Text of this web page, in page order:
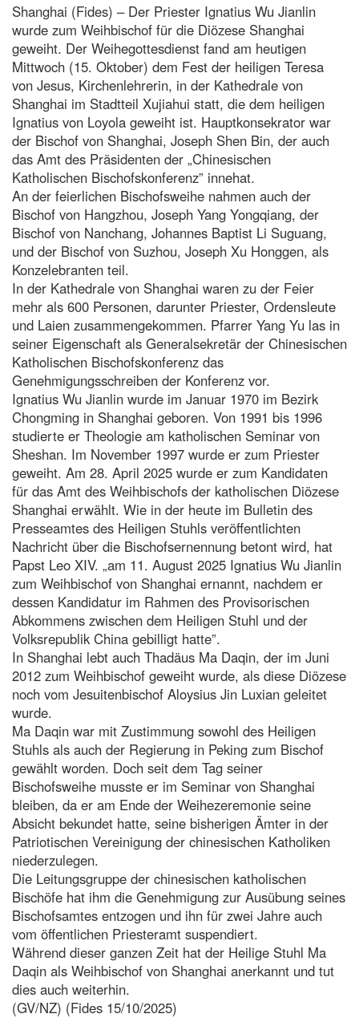
Shanghai (Fides) – Der Priester Ignatius Wu Jianlin
wurde zum Weihbischof für die Diözese Shanghai
geweiht. Der Weihegottesdienst fand am heutigen
Mittwoch (15. Oktober) dem Fest der heiligen Teresa
von Jesus, Kirchenlehrerin, in der Kathedrale von
Shanghai im Stadtteil Xujiahui statt, die dem heiligen
Ignatius von Loyola geweiht ist. Hauptkonsekrator war
der Bischof von Shanghai, Joseph Shen Bin, der auch
das Amt des Präsidenten der „Chinesischen
Katholischen Bischofskonferenz” innehat.
An der feierlichen Bischofsweihe nahmen auch der
Bischof von Hangzhou, Joseph Yang Yongqiang, der
Bischof von Nanchang, Johannes Baptist Li Suguang,
und der Bischof von Suzhou, Joseph Xu Honggen, als
Konzelebranten teil.
In der Kathedrale von Shanghai waren zu der Feier
mehr als 600 Personen, darunter Priester, Ordensleute
und Laien zusammengekommen. Pfarrer Yang Yu las in
seiner Eigenschaft als Generalsekretär der Chinesischen
Katholischen Bischofskonferenz das
Genehmigungsschreiben der Konferenz vor.
Ignatius Wu Jianlin wurde im Januar 1970 im Bezirk
Chongming in Shanghai geboren. Von 1991 bis 1996
studierte er Theologie am katholischen Seminar von
Sheshan. Im November 1997 wurde er zum Priester
geweiht. Am 28. April 2025 wurde er zum Kandidaten
für das Amt des Weihbischofs der katholischen Diözese
Shanghai erwählt. Wie in der heute im Bulletin des
Presseamtes des Heiligen Stuhls veröffentlichten
Nachricht über die Bischofsernennung betont wird, hat
Papst Leo XIV. „am 11. August 2025 Ignatius Wu Jianlin
zum Weihbischof von Shanghai ernannt, nachdem er
dessen Kandidatur im Rahmen des Provisorischen
Abkommens zwischen dem Heiligen Stuhl und der
Volksrepublik China gebilligt hatte”.
In Shanghai lebt auch Thadäus Ma Daqin, der im Juni
2012 zum Weihbischof geweiht wurde, als diese Diözese
noch vom Jesuitenbischof Aloysius Jin Luxian geleitet
wurde.
Ma Daqin war mit Zustimmung sowohl des Heiligen
Stuhls als auch der Regierung in Peking zum Bischof
gewählt worden. Doch seit dem Tag seiner
Bischofsweihe musste er im Seminar von Shanghai
bleiben, da er am Ende der Weihezeremonie seine
Absicht bekundet hatte, seine bisherigen Ämter in der
Patriotischen Vereinigung der chinesischen Katholiken
niederzulegen.
Die Leitungsgruppe der chinesischen katholischen
Bischöfe hat ihm die Genehmigung zur Ausübung seines
Bischofsamtes entzogen und ihn für zwei Jahre auch
vom öffentlichen Priesteramt suspendiert.
Während dieser ganzen Zeit hat der Heilige Stuhl Ma
Daqin als Weihbischof von Shanghai anerkannt und tut
dies auch weiterhin.
(GV/NZ) (Fides 15/10/2025)